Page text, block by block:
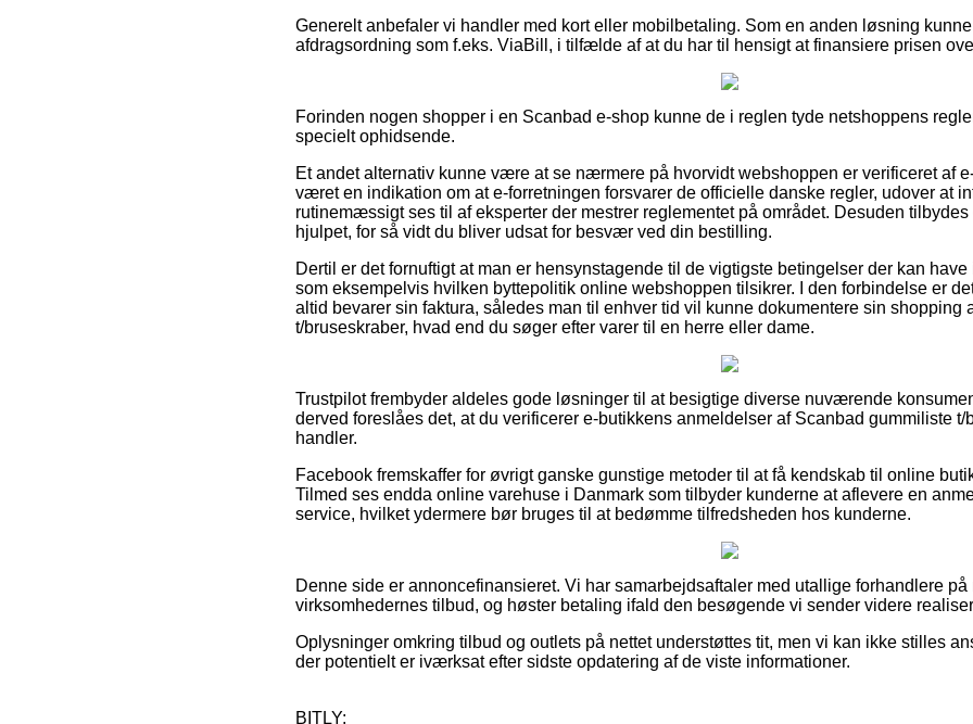
Generelt anbefaler vi handler med kort eller mobilbetaling. Som en anden løsning
afdragsordning som f.eks. ViaBill, i tilfælde af at du har til hensigt at finansiere prisen
Forinden nogen shopper i en Scanbad e-shop kunne de i reglen tyde netshoppens
specielt ophidsende.
Et andet alternativ kunne være at se nærmere på hvorvidt webshoppen er verificeret af
været en indikation om at e-forretningen forsvarer de officielle danske regler, udover at
rutinemæssigt ses til af eksperter der mestrer reglementet på området. Desuden
hjulpet, for så vidt du bliver udsat for besvær ved din bestilling.
Dertil er det fornuftigt at man er hensynstagende til de vigtigste betingelser der kan
som eksempelvis hvilken byttepolitik online webshoppen tilsikrer. I den forbindelse er
altid bevarer sin faktura, således man til enhver tid vil kunne dokumentere sin shopping
t/bruseskraber, hvad end du søger efter varer til en herre eller dame.
Trustpilot frembyder aldeles gode løsninger til at besigtige diverse nuværende
derved foreslåes det, at du verificerer e-butikkens anmeldelser af Scanbad gummiliste t/
handler.
Facebook fremskaffer for øvrigt ganske gunstige metoder til at få kendskab til online
Tilmed ses endda online varehuse i Danmark som tilbyder kunderne at aflevere en
service, hvilket ydermere bør bruges til at bedømme tilfredsheden hos kunderne.
Denne side er annoncefinansieret. Vi har samarbejdsaftaler med utallige forhandlere
virksomhedernes tilbud, og høster betaling ifald den besøgende vi sender videre
Oplysninger omkring tilbud og outlets på nettet understøttes tit, men vi kan ikke stilles
der potentielt er iværksat efter sidste opdatering af de viste informationer.
BITLY: